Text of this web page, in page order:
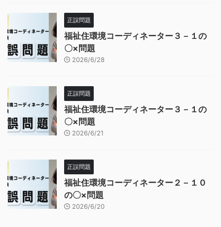
正誤問題
福祉住環境コーディネーター３－１の
〇×問題
2026/6/28
正誤問題
福祉住環境コーディネーター３－１の
〇×問題
2026/6/21
正誤問題
福祉住環境コーディネーター２－１０
の〇×問題
2026/6/20